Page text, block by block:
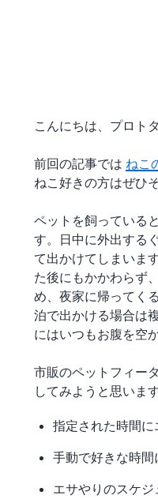
こんにちは、プロト
前回の記事では ねこ
ねこ好きの方はぜひ
ペットを飼っている
す。日中に外出する
て出かけてしまいま
た後にもかかわらず
め、夜家に帰ってく
泊で出かける場合は
にはいつもお腹を空
市販のペットフィー
してみようと思いま
指定された時間
手動で好きな時
エサやりのスケ